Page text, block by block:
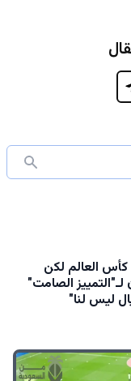
في كأس العالم لكن
الصامت"